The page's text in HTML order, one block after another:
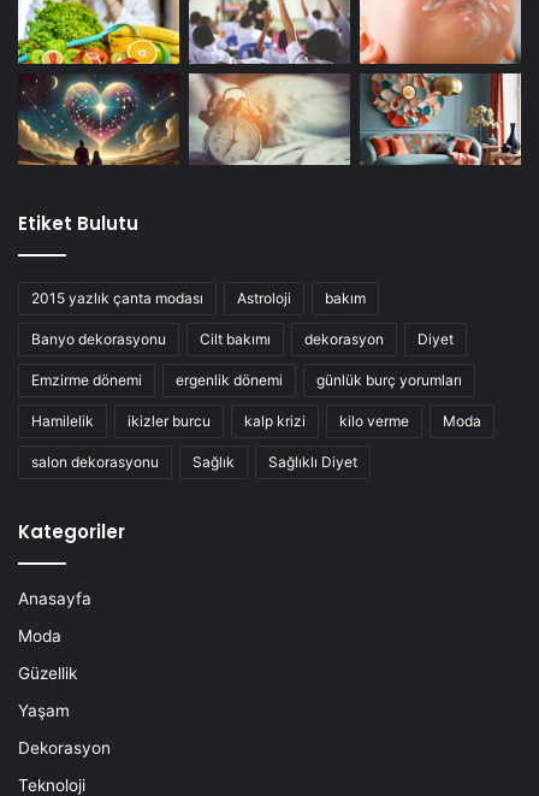
Etiket Bulutu
2015 yazlık çanta modası Astroloji bakım
Banyo dekorasyonu Cilt bakımı dekorasyon Diyet
Emzirme dönemi ergenlik dönemi günlük burç yorumları
Hamilelik ikizler burcu kalp krizi kilo verme Moda
salon dekorasyonu Sağlık Sağlıklı Diyet
Kategoriler
Anasayfa
Moda
Güzellik
Yaşam
Dekorasyon
Teknoloji